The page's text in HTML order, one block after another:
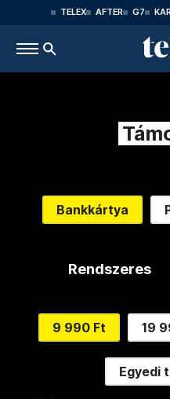
TELEX AFTER G7
Bankkártya
Rendszeres
9 990 Ft 19
Egyedi